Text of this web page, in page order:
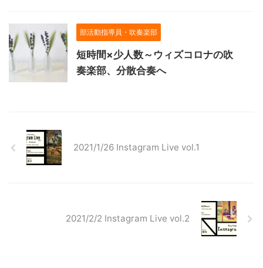
部活動指導員・吹奏楽部
短時間×少人数～ウィズコロナの吹
奏楽部、分散合奏へ
2021/1/26 Instagram Live vol.1
2021/2/2 Instagram Live vol.2